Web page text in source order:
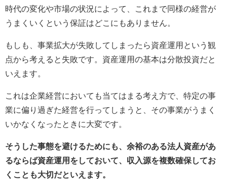
時代の変化や市場の状況によって、これまで同様の経営が
うまくいくという保証はどこにもありません。
もしも、事業拡大が失敗してしまったら資産運用という観
点から考えると失敗です。資産運用の基本は分散投資だと
いえます。
これは企業経営においても当てはまる考え方で、特定の事
業に偏り過ぎた経営を行ってしまうと、その事業がうまく
いかなくなったときに大変です。
そうした事態を避けるためにも、余裕のある法人資産があ
るならば資産運用をしておいて、収入源を複数確保してお
くことも大切だといえます。